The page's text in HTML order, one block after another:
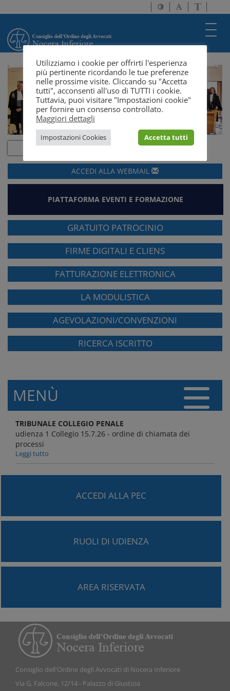
Attiva/disattiva
alto
Attiva/
dimensione
a
solo
testo
ACCEDI ALLA WEBMAIL
PIATTAFORMA EVENTI E FORMAZIONE
GRATUITO PATROCINIO
FIRME DIGITALI E CLIENS
FATTURAZIONE ELETTRONICA
LA MODULISTICA
AGEVOLAZIONI/CONVENZIONI
RICERCA ISCRITTO
MENÙ
TRIBUNALE COLLEGIO PENALE
udienza 1 Collegio 15.7.26 - ordine di chiamata dei
processi
Leggi tutto
ACCEDI ALLA PEC
RUOLI DI UDIENZA
AREA RISERVATA
Consiglio dell'Ordine degli Avvocati di Nocera Inferiore
Via G. Falcone, 12/14 - Palazzo di Giustizia
Utilizziamo i cookie per offrirti l'esperienza
più pertinente ricordando le tue preferenze
nelle prossime visite. Cliccando su "Accetta
tutti", acconsenti all'uso di TUTTI i cookie.
Tuttavia, puoi visitare "Impostazioni cookie"
per fornire un consenso controllato.
Maggiori dettagli
Impostazioni Cookies Accetta tutti